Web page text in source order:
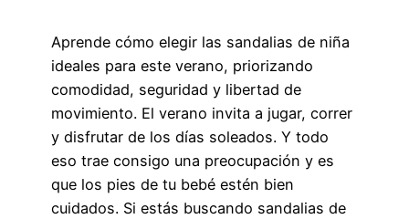
Aprende cómo elegir las sandalias de niña
ideales para este verano, priorizando
comodidad, seguridad y libertad de
movimiento. El verano invita a jugar, correr
y disfrutar de los días soleados. Y todo
eso trae consigo una preocupación y es
que los pies de tu bebé estén bien
cuidados. Si estás buscando sandalias de